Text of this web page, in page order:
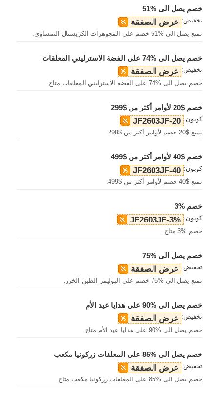
خصم يصل الى %51
تخفيض: عرض الصفقة
تمتع يصل الى %51 خصم على المجوهرات الكريستال النمساوي.
خصم يصل الى %74 على الفضة الاسترليني المعلقات
تخفيض: عرض الصفقة
خصم يصل الى %74 على الفضة الاسترليني المعلقات متاح.
خصم $20 لأوامر أكثر من $299
كوبون: JF2603JF-20
تمتع $20 خصم لأوامر أكثر من $299.
خصم $40 لأوامر أكثر من $499
كوبون: JF2603JF-40
تمتع $40 خصم لأوامر أكثر من $499.
خصم %3
كوبون: JF2603JF-3%
خصم %3 متاح.
خصم يصل الى %75
تخفيض: عرض الصفقة
تمتع يصل الى %75 خصم على البوليمر الطين الخرز.
خصم يصل الى %90 على هدايا عيد الأم
تخفيض: عرض الصفقة
خصم يصل الى %90 على هدايا عيد الأم متاح.
خصم يصل الى %85 على المعلقات زركونيا مكعب
تخفيض: عرض الصفقة
خصم يصل الى %85 على المعلقات زركونيا مكعب متاح.